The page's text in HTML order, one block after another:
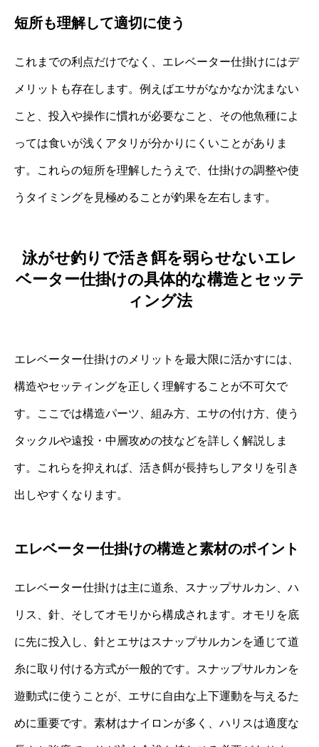
短所も理解して適切に使う
これまでの利点だけでなく、エレベーター仕掛けにはデ
メリットも存在します。例えばエサがなかなか沈まない
こと、投入や操作に慣れが必要なこと、その他魚種によ
っては食いが浅くアタリが分かりにくいことがありま
す。これらの短所を理解したうえで、仕掛けの調整や使
うタイミングを見極めることが釣果を左右します。
泳がせ釣りで活き餌を弱らせないエレ
ベーター仕掛けの具体的な構造とセッテ
ィング法
エレベーター仕掛けのメリットを最大限に活かすには、
構造やセッティングを正しく理解することが不可欠で
す。ここでは構造パーツ、組み方、エサの付け方、使う
タックルや遠投・中層攻めの技などを詳しく解説しま
す。これらを抑えれば、活き餌が長持ちしアタリを引き
出しやすくなります。
エレベーター仕掛けの構造と素材のポイント
エレベーター仕掛けは主に道糸、スナップサルカン、ハ
リス、針、そしてオモリから構成されます。オモリを底
に先に投入し、針とエサはスナップサルカンを通じて道
糸に取り付ける方式が一般的です。スナップサルカンを
遊動式に使うことが、エサに自由な上下運動を与えるた
めに重要です。素材はナイロンが多く、ハリスは適度な